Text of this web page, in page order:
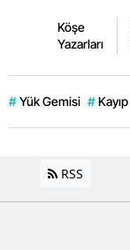
Köşe
Yazarları
# Yük Gemisi # Kayıp
RSS